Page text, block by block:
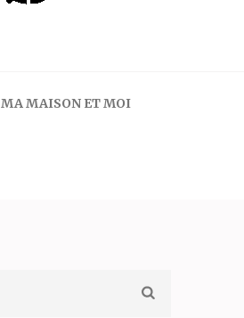
MA MAISON ET MOI